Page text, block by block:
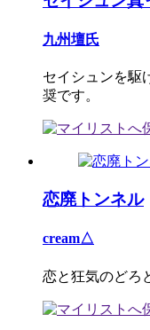
九州壇氏
セイシュンを
奨です。
恋廃トンネル
cream△
恋と狂気のどろ